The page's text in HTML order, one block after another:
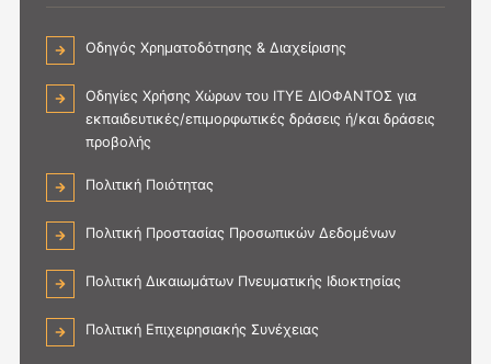
Οδηγός Χρηματοδότησης & Διαχείρισης
Οδηγίες Χρήσης Χώρων του ΙΤΥΕ ΔΙΟΦΑΝΤΟΣ για
εκπαιδευτικές/επιμορφωτικές δράσεις ή/και δράσεις
προβολής
Πολιτική Ποιότητας
Πολιτική Προστασίας Προσωπικών Δεδομένων
Πολιτική Δικαιωμάτων Πνευματικής Ιδιοκτησίας
Πολιτική Επιχειρησιακής Συνέχειας